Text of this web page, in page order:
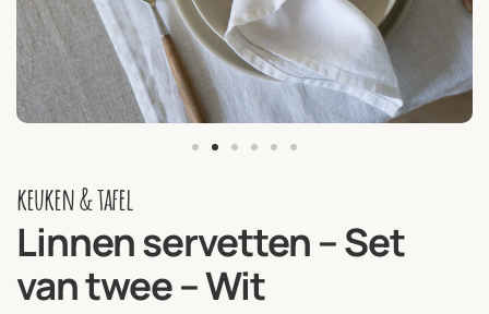
keuken & tafel
Linnen servetten – Set
van twee – Wit